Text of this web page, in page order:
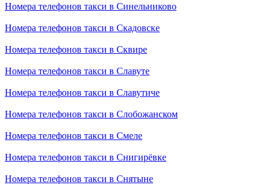
Номера телефонов такси в Синельниково
Номера телефонов такси в Скадовске
Номера телефонов такси в Сквире
Номера телефонов такси в Славуте
Номера телефонов такси в Славутиче
Номера телефонов такси в Слобожанском
Номера телефонов такси в Смеле
Номера телефонов такси в Снигирёвке
Номера телефонов такси в Снятыне